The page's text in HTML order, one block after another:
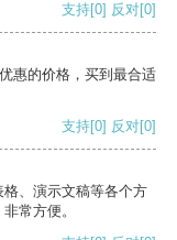
支持[0] 反对[0]
惠的价格，买到最合适
支持[0] 反对[0]
、演示文稿等各个方
常方便。